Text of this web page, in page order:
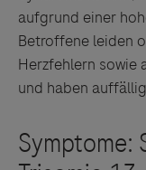
aufgrund einer
Betroffene leiden
Herzfehlern sowie
und haben